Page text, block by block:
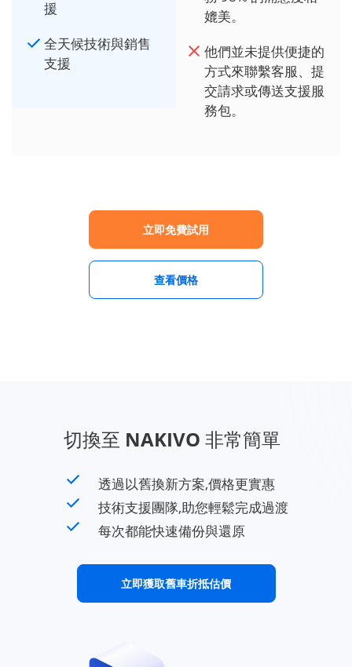
援
全天候技術與銷售
支援
媲美。
他們並未提供便捷的
方式來聯繫客服、提
交請求或傳送支援服
務包。
立即免費試用
查看價格
切換至 NAKIVO 非常簡單
透過以舊換新方案,價格更實惠
技術支援團隊,助您輕鬆完成過渡
每次都能快速備份與還原
立即獲取舊車折抵估價